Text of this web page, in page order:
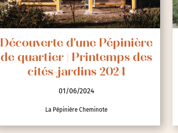
Découverte d'une Pépinière
de quartier | Printemps des
cités-jardins 2024
01/06/2024
La Pépinière Cheminote